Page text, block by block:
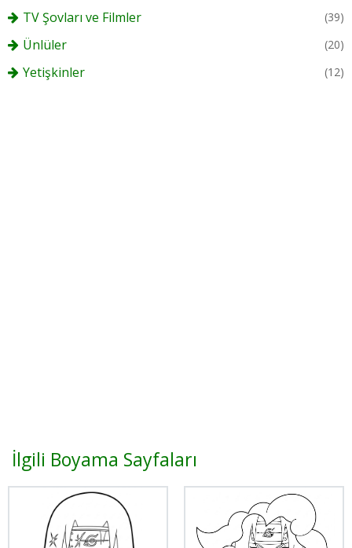
TV Şovları ve Filmler (39)
Ünlüler (20)
Yetişkinler (12)
İlgili Boyama Sayfaları